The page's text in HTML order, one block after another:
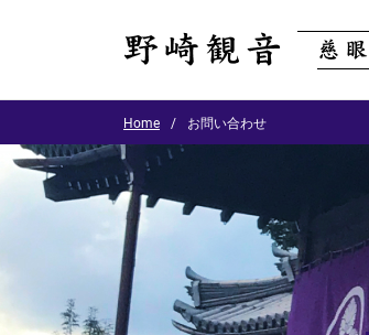
Home お問い合わせ